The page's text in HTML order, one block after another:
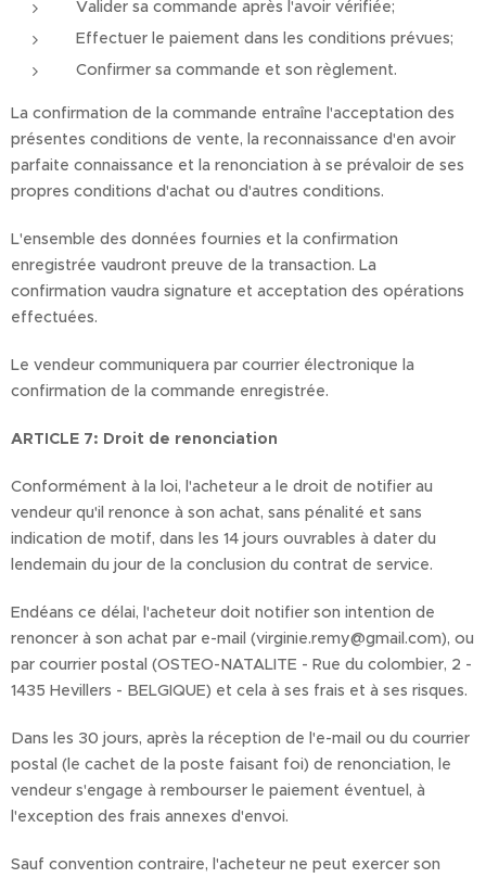
Valider sa commande après l'avoir vérifiée;
Effectuer le paiement dans les conditions prévues;
Confirmer sa commande et son règlement.
La confirmation de la commande entraîne l'acceptation des
présentes conditions de vente, la reconnaissance d'en avoir
parfaite connaissance et la renonciation à se prévaloir de ses
propres conditions d'achat ou d'autres conditions.
L'ensemble des données fournies et la confirmation
enregistrée vaudront preuve de la transaction. La
confirmation vaudra signature et acceptation des opérations
effectuées.
Le vendeur communiquera par courrier électronique la
confirmation de la commande enregistrée.
ARTICLE 7: Droit de renonciation
Conformément à la loi, l'acheteur a le droit de notifier au
vendeur qu'il renonce à son achat, sans pénalité et sans
indication de motif, dans les 14 jours ouvrables à dater du
lendemain du jour de la conclusion du contrat de service.
Endéans ce délai, l'acheteur doit notifier son intention de
renoncer à son achat par e-mail (virginie.remy@gmail.com), ou
par courrier postal (OSTEO-NATALITE - Rue du colombier, 2 -
1435 Hevillers - BELGIQUE) et cela à ses frais et à ses risques.
Dans les 30 jours, après la réception de l'e-mail ou du courrier
postal (le cachet de la poste faisant foi) de renonciation, le
vendeur s'engage à rembourser le paiement éventuel, à
l'exception des frais annexes d'envoi.
Sauf convention contraire, l'acheteur ne peut exercer son